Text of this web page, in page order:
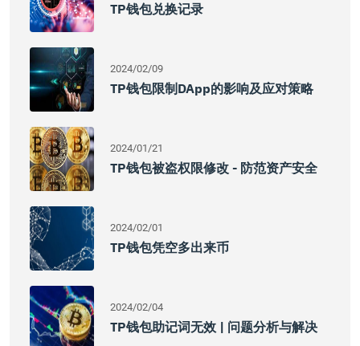
TP钱包兑换记录
2024/02/09
TP钱包限制DApp的影响及应对策略
2024/01/21
TP钱包被盗权限修改 - 防范资产安全
2024/02/01
TP钱包凭空多出来币
2024/02/04
TP钱包助记词无效 | 问题分析与解决